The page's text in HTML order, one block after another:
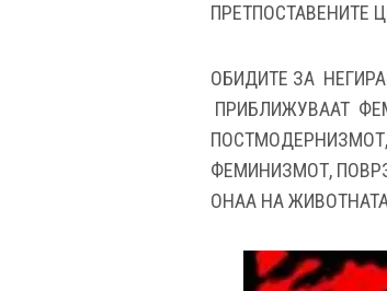
ПРЕТПОСТАВЕНИТЕ
ОБИДИТЕ ЗА
ПРИБЛИЖУВААТ
ФЕМИНИЗМОТ,
ОНАА НА